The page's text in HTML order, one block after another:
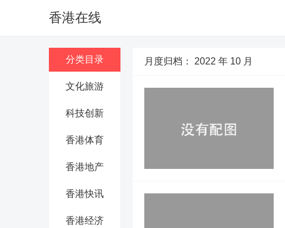
香港在线
分类目录
文化旅游
科技创新
香港体育
香港地产
香港快讯
香港经济
月度归档： 2022 年 10 月